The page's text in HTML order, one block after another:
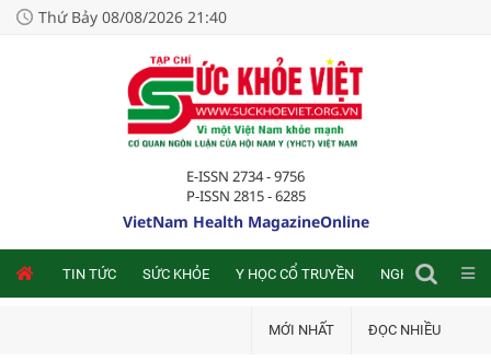
Thứ Bảy 08/08/2026 21:40
E-ISSN 2734 - 9756
P-ISSN 2815 - 6285
VietNam Health MagazineOnline
TIN TỨC SỨC KHỎE Y HỌC CỔ TRUYỀN NGHIÊN CỨU
MỚI NHẤT ĐỌC NHIỀU